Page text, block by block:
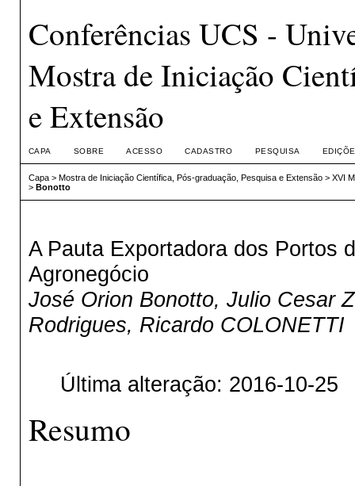
Conferências UCS -
Mostra de Iniciação
e Extensão
CAPA SOBRE ACESSO CADASTRO PESQUISA
Capa> Mostra de Iniciação Científica, Pós-graduação, Pesquisa e Extensão> XVI
> Bonotto
A Pauta Exportadora dos Portos
Agronegócio
José Orion Bonotto, Julio Cesar
Rodrigues, Ricardo COLONETTI
Última alteração: 2016-10-25
Resumo